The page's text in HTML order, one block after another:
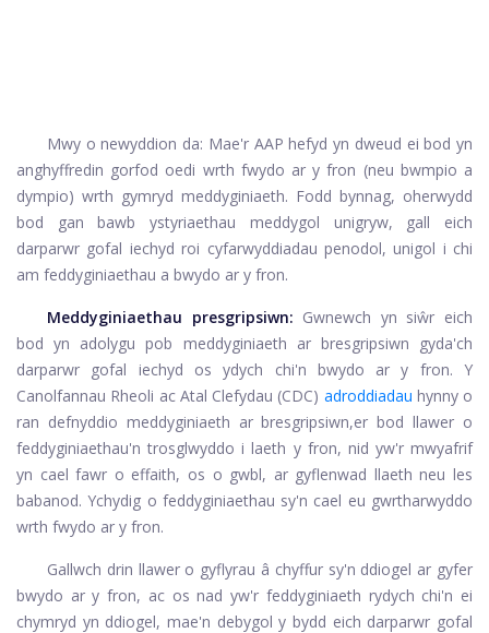
Mwy o newyddion da: Mae'r AAP hefyd yn dweud ei bod yn
anghyffredin gorfod oedi wrth fwydo ar y fron (neu bwmpio a
dympio) wrth gymryd meddyginiaeth. Fodd bynnag, oherwydd
bod gan bawb ystyriaethau meddygol unigryw, gall eich
darparwr gofal iechyd roi cyfarwyddiadau penodol, unigol i chi
am feddyginiaethau a bwydo ar y fron.
Meddyginiaethau presgripsiwn: Gwnewch yn siŵr eich
bod yn adolygu pob meddyginiaeth ar bresgripsiwn gyda'ch
darparwr gofal iechyd os ydych chi'n bwydo ar y fron. Y
Canolfannau Rheoli ac Atal Clefydau (CDC) adroddiadau hynny o
ran defnyddio meddyginiaeth ar bresgripsiwn,er bod llawer o
feddyginiaethau'n trosglwyddo i laeth y fron, nid yw'r mwyafrif
yn cael fawr o effaith, os o gwbl, ar gyflenwad llaeth neu les
babanod. Ychydig o feddyginiaethau sy'n cael eu gwrtharwyddo
wrth fwydo ar y fron.
Gallwch drin llawer o gyflyrau â chyffur sy'n ddiogel ar gyfer
bwydo ar y fron, ac os nad yw'r feddyginiaeth rydych chi'n ei
chymryd yn ddiogel, mae'n debygol y bydd eich darparwr gofal